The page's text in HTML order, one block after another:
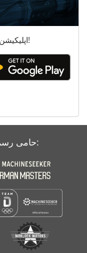
اپلیکیشن شماره ۱ برای ماشین‌آلات دست دوم!
Machine-Seeker.ir حامی رسمی: